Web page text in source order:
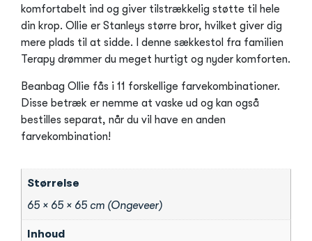
komfortabelt ind og giver tilstrækkelig støtte til hele
din krop. Ollie er Stanleys større bror, hvilket giver dig
mere plads til at sidde. I denne sækkestol fra familien
Terapy drømmer du meget hurtigt og nyder komforten.
Beanbag Ollie fås i 11 forskellige farvekombinationer.
Disse betræk er nemme at vaske ud og kan også
bestilles separat, når du vil have en anden
farvekombination!
Størrelse
65 × 65 × 65 cm (Ongeveer)
Inhoud